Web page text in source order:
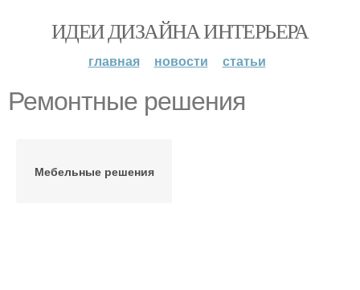
ИДЕИ ДИЗАЙНА ИНТЕРЬЕРА
главная новости статьи
Ремонтные решения
Мебельные решения